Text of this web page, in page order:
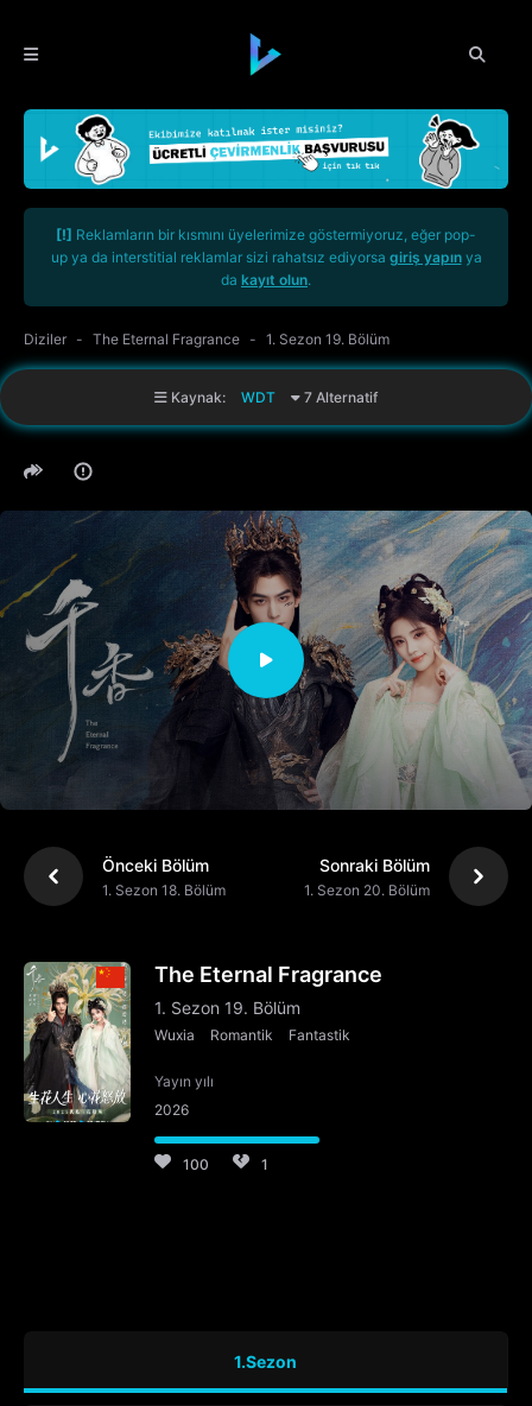
[!] Reklamların bir kısmını üyelerimize göstermiyoruz, eğer pop-
up ya da interstitial reklamlar sizi rahatsız ediyorsa giriş yapınya
da kayıt olun.
Diziler The Eternal Fragrance 1. Sezon 19. Bölüm
Kaynak: WDT 7 Alternatif
Önceki Bölüm
1. Sezon 18. Bölüm
Sonraki Bölüm
1. Sezon 20. Bölüm
The Eternal Fragrance
1. Sezon 19. Bölüm
Wuxia Romantik Fantastik
Yayın yılı
2026
100 1
1.Sezon